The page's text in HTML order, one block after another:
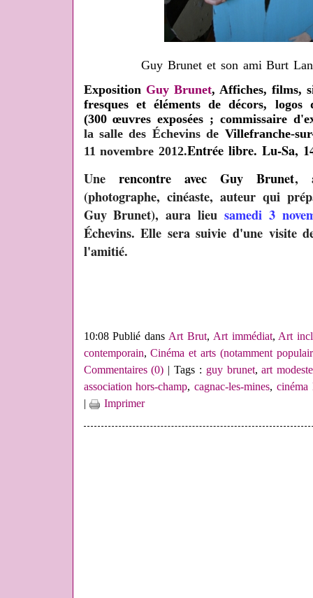
Guy Brunet et son ami Burt
Exposition Guy Brunet, Affiches, films,
fresques et éléments de décors, logos
(300 œuvres exposées ; commissaire
la salle des Échevins de Villefranche-
11 novembre 2012.Entrée libre. Lu-Sa,
Une rencontre avec Guy Brunet,
(photographe, cinéaste, auteur qui
Guy Brunet), aura lieusamedi 3
Échevins. Elle sera suivie d'une visite
l'amitié.
10:08 Publié dansArt Brut, Art immédiat,Art
contemporain,Cinéma et arts (notamment
Commentaires (0) | Tags : guy brunet,art modeste
association hors-champ,cagnac-les-mines,cinéma
|
Imprimer